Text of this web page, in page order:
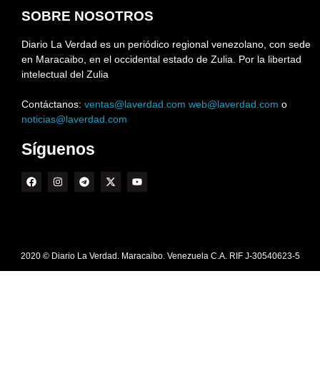
SOBRE NOSOTROS
Diario La Verdad es un periódico regional venezolano, con sede
en Maracaibo, en el occidental estado de Zulia. Por la libertad
intelectual del Zulia
Contáctanos: ventas@laverdad.com web@laverdad.com o
noticias@laverdad.com
Síguenos
2020 © Diario La Verdad. Maracaibo. Venezuela C.A. RIF J-30540623-5